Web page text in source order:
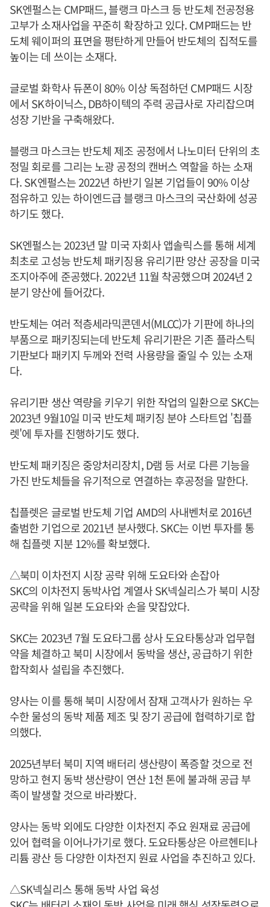
SK엔펄스는 CMP패드, 블랭크 마스크 등 반도체 전공정용
고부가 소재사업을 꾸준히 확장하고 있다. CMP패드는 반
도체 웨이퍼의 표면을 평탄하게 만들어 반도체의 집적도를
높이는 데 쓰이는 소재다.
글로벌 화학사 듀폰이 80% 이상 독점하던 CMP패드 시장
에서 SK하이닉스, DB하이텍의 주력 공급사로 자리잡으며
성장 기반을 구축해왔다.
블랭크 마스크는 반도체 제조 공정에서 나노미터 단위의 초
정밀 회로를 그리는 노광 공정의 캔버스 역할을 하는 소재
다. SK엔펄스는 2022년 하반기 일본 기업들이 90% 이상
점유하고 있는 하이엔드급 블랭크 마스크의 국산화에 성공
하기도 했다.
SK엔펄스는 2023년 말 미국 자회사 앱솔릭스를 통해 세계
최초로 고성능 반도체 패키징용 유리기판 양산 공장을 미국
조지아주에 준공했다. 2022년 11월 착공했으며 2024년 2
분기 양산에 들어갔다.
반도체는 여러 적층세라믹콘덴서(MLCC)가 기판에 하나의
부품으로 패키징되는데 반도체 유리기판은 기존 플라스틱
기판보다 패키지 두께와 전력 사용량을 줄일 수 있는 소재
다.
유리기판 생산 역량을 키우기 위한 작업의 일환으로 SKC는
2023년 9월10일 미국 반도체 패키징 분야 스타트업 '칩플
렛'에 투자를 진행하기도 했다.
반도체 패키징은 중앙처리장치, D램 등 서로 다른 기능을
가진 반도체들을 유기적으로 연결하는 후공정을 말한다.
칩플렛은 글로벌 반도체 기업 AMD의 사내벤처로 2016년
출범한 기업으로 2021년 분사했다. SKC는 이번 투자를 통
해 칩플렛 지분 12%를 확보했다.
△북미 이차전지 시장 공략 위해 도요타와 손잡아
SKC의 이차전지 동박사업 계열사 SK넥실리스가 북미 시장
공략을 위해 일본 도요타와 손을 맞잡았다.
SKC는 2023년 7월 도요타그룹 상사 도요타통상과 업무협
약을 체결하고 북미 시장에서 동박을 생산, 공급하기 위한
합작회사 설립을 추진했다.
양사는 이를 통해 북미 시장에서 잠재 고객사가 원하는 우
수한 물성의 동박 제품 제조 및 장기 공급에 협력하기로 합
의했다.
2025년부터 북미 지역 배터리 생산량이 폭증할 것으로 전
망하고 현지 동박 생산량이 연산 1천 톤에 불과해 공급 부
족이 발생할 것으로 바라봤다.
양사는 동박 외에도 다양한 이차전지 주요 원재료 공급에
있어 협력을 이어나가기로 했다. 도요타통상은 아르헨티나
리튬 광산 등 다양한 이차전지 원료 사업을 추진하고 있다.
△SK넥실리스 통해 동박 사업 육성